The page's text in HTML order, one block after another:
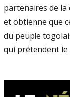
partenaires de
et obtienne que
du peuple
qui prétendent le